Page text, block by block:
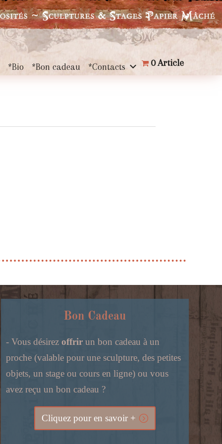
*Bio *Bon cadeau *Contacts 0 Article
Bon Cadeau
- Vous désirez offrir un bon cadeau à un
proche (valable pour une sculpture, des petites
objets, un stage ou cours en ligne) ou vous
avez reçu un bon cadeau ?
Cliquez pour en savoir +